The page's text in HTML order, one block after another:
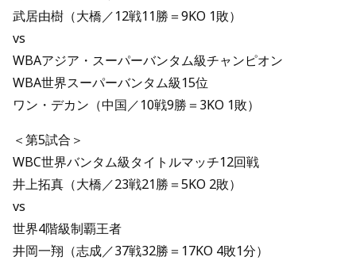
武居由樹（大橋／12戦11勝＝9KO 1敗）
vs
WBAアジア・スーパーバンタム級チャンピオン
WBA世界スーパーバンタム級15位
ワン・デカン（中国／10戦9勝＝3KO 1敗）
＜第5試合＞
WBC世界バンタム級タイトルマッチ12回戦
井上拓真（大橋／23戦21勝＝5KO 2敗）
vs
世界4階級制覇王者
井岡一翔（志成／37戦32勝＝17KO 4敗1分）